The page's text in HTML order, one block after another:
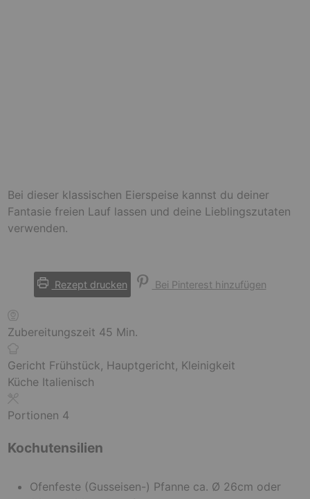
Bei dieser klassischen Eierspeise kannst du deiner
Fantasie freien Lauf lassen und deine Lieblingszutaten
verwenden.
Rezept drucken Bei Pinterest hinzufügen
Zubereitungszeit 45 M
n
Min.
Gericht Frühstück, Hauptgericht, Kleinigkeit
Küche Italienisch
Portionen 4
Kochutensilien
Ofenfeste (Gusseisen-) Pfanne ca. Ø 26cm oder